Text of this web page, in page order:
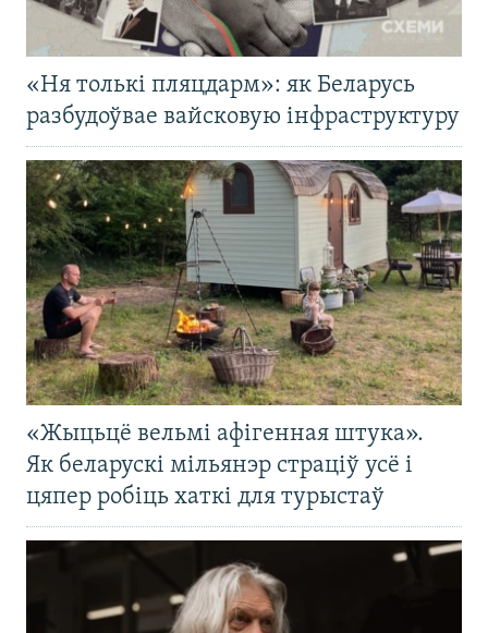
«Ня толькі пляцдарм»: як Беларусь
разбудоўвае вайсковую інфраструктуру
«Жыцьцё вельмі афігенная штука».
Як беларускі мільянэр страціў усё і
цяпер робіць хаткі для турыстаў